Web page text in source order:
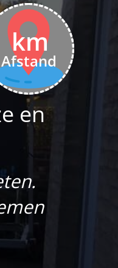
km
Afstand
en